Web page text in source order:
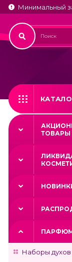
Минимальный
ТОВАРЫ
Наборы духов